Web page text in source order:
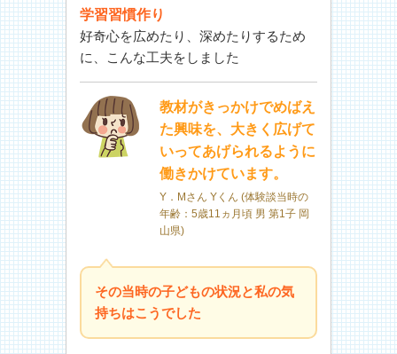
学習習慣作り
好奇心を広めたり、深めたりするため
に、こんな工夫をしました
教材がきっかけでめばえ
た興味を、大きく広げて
いってあげられるように
働きかけています。
Y．Mさん Yくん (体験談当時の
年齢：5歳11ヵ月頃 男 第1子 岡
山県)
その当時の子どもの状況と私の気
持ちはこうでした